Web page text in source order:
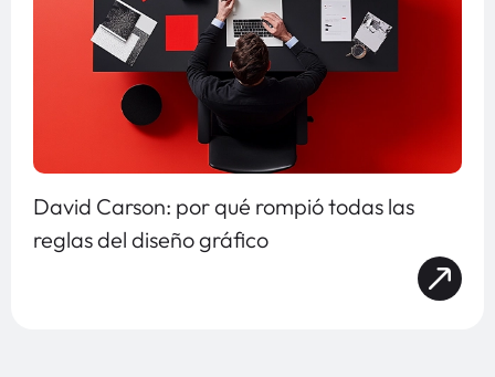
David Carson: por qué rompió todas las
reglas del diseño gráfico